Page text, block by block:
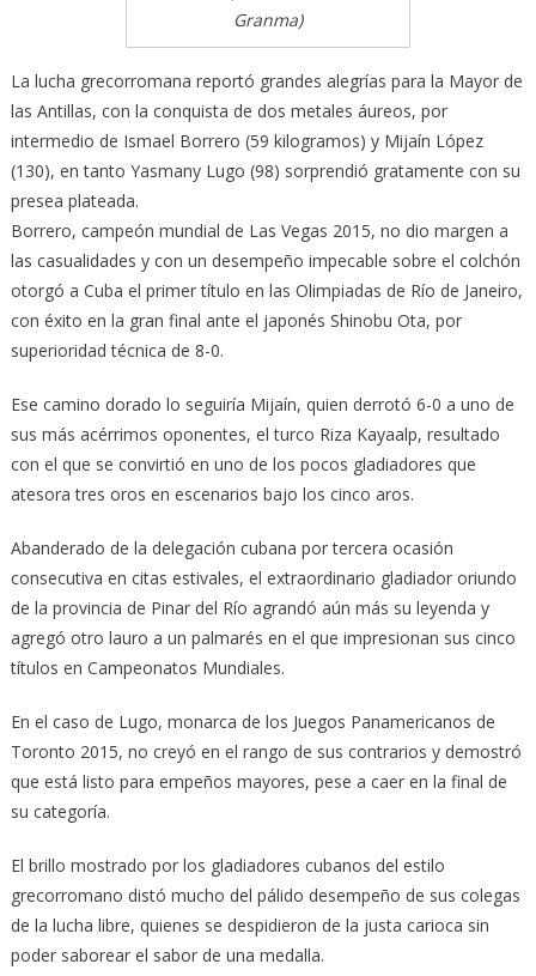
Granma)
La lucha grecorromana reportó grandes alegrías para la Mayor de
las Antillas, con la conquista de dos metales áureos, por
intermedio de Ismael Borrero (59 kilogramos) y Mijaín López
(130), en tanto Yasmany Lugo (98) sorprendió gratamente con su
presea plateada.
Borrero, campeón mundial de Las Vegas 2015, no dio margen a
las casualidades y con un desempeño impecable sobre el colchón
otorgó a Cuba el primer título en las Olimpiadas de Río de Janeiro,
con éxito en la gran final ante el japonés Shinobu Ota, por
superioridad técnica de 8-0.
Ese camino dorado lo seguiría Mijaín, quien derrotó 6-0 a uno de
sus más acérrimos oponentes, el turco Riza Kayaalp, resultado
con el que se convirtió en uno de los pocos gladiadores que
atesora tres oros en escenarios bajo los cinco aros.
Abanderado de la delegación cubana por tercera ocasión
consecutiva en citas estivales, el extraordinario gladiador oriundo
de la provincia de Pinar del Río agrandó aún más su leyenda y
agregó otro lauro a un palmarés en el que impresionan sus cinco
títulos en Campeonatos Mundiales.
En el caso de Lugo, monarca de los Juegos Panamericanos de
Toronto 2015, no creyó en el rango de sus contrarios y demostró
que está listo para empeños mayores, pese a caer en la final de
su categoría.
El brillo mostrado por los gladiadores cubanos del estilo
grecorromano distó mucho del pálido desempeño de sus colegas
de la lucha libre, quienes se despidieron de la justa carioca sin
poder saborear el sabor de una medalla.